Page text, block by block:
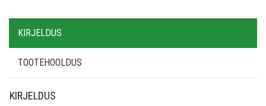
KIRJELDUS
TOOTEHOOLDUS
KIRJELDUS